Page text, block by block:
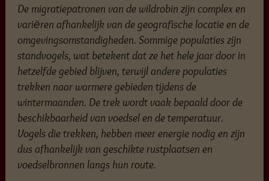
De migratiepatronen van de wildrobin zijn complex en
variëren afhankelijk van de geografische locatie en de
omgevingsomstandigheden. Sommige populaties zijn
standvogels, wat betekent dat ze het hele jaar door in
hetzelfde gebied blijven, terwijl andere populaties
trekken naar warmere gebieden tijdens de
wintermaanden. De trek wordt vaak bepaald door de
beschikbaarheid van voedsel en de temperatuur.
Vogels die trekken, hebben meer energie nodig en zijn
dus afhankelijk van geschikte rustplaatsen en
voedselbronnen langs hun route.